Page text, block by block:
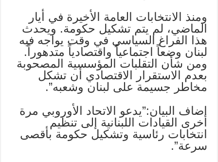
ومنذ الانتخابات العامة الأخيرة في أيار
الماضي، لم يتم تشكيل حكومة. ويحدث
هذا الفراغ السياسي في وقت يواجه فيه
لبنان وضعاً اجتماعياً واقتصادياً متدهوراً.
ومن شأن التقلبات المؤسسية المصحوبة
بعدم الاستقرار الاقتصادي أن تشكل
مخاطر جسيمة على لبنان وشعبه”.
اضاف البيان:”يدعو الاتحاد الأوروبي مرة
أخرى القيادات اللبنانية إلى تنظيم
انتخابات رئاسية وتشكيل حكومة بأقصى
سرعة”.